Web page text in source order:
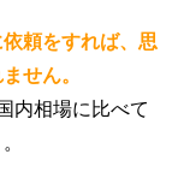
頼をすれば、思
せん。
内相場に比べて